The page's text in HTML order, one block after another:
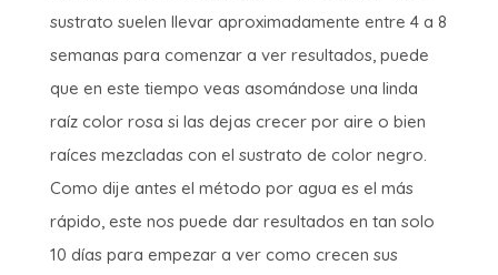
sustrato suelen llevar aproximadamente entre 4 a 8
semanas para comenzar a ver resultados, puede
que en este tiempo veas asomándose una linda
raíz color rosa si las dejas crecer por aire o bien
raíces mezcladas con el sustrato de color negro.
Como dije antes el método por agua es el más
rápido, este nos puede dar resultados en tan solo
10 días para empezar a ver como crecen sus